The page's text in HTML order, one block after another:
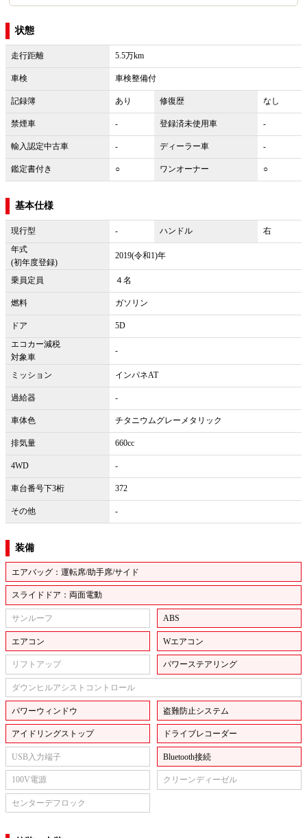
状態
走行距離 5.5万km
車検 車検整備付
記録簿 あり 修復歴 なし
禁煙車 - 登録済未使用車 -
輸入認定中古車 - ディーラー車 -
鑑定書付き ○ ワンオーナー ○
基本仕様
現行型 - ハンドル
右
年式
(初年度登録)
2019(令和1)年
乗員定員 ４名
燃料 ガソリン
ドア
5D
エコカー減税
対象車
-
ミッション インパネAT
過給器 -
車体色 チタニウムグレーメタリック
排気量 660cc
4WD -
車台番号下3桁 372
その他 -
装備
エアバッグ：運転席/助手席/サイド
スライドドア：両面電動
サンルーフ ABS
エアコン Wエアコン
リフトアップ パワーステアリング
ダウンヒルアシストコントロール
パワーウィンドウ 盗難防止システム
アイドリングストップ ドライブレコーダー
USB入力端子 Bluetooth接続
100V電源 クリーンディーゼル
センターデフロック